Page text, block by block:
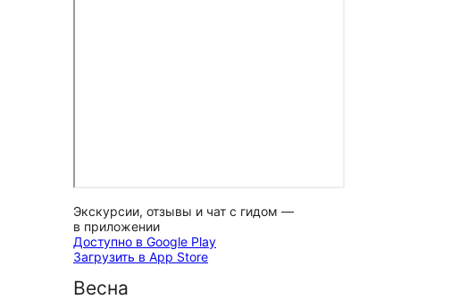
Экскурсии, отзывы и чат с гидом —
в приложении
Доступно в Google Play
Загрузить в App Store
Весна